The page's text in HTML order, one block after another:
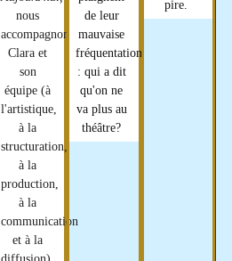
nous
accompagnons
Clara et
son
équipe (à
l'artistique,
à la
structuration,
à la
production,
à la
communication
et à la
de leur
mauvaise
fréquentation
: qui a dit
qu'on ne
va plus au
théâtre?
pire.